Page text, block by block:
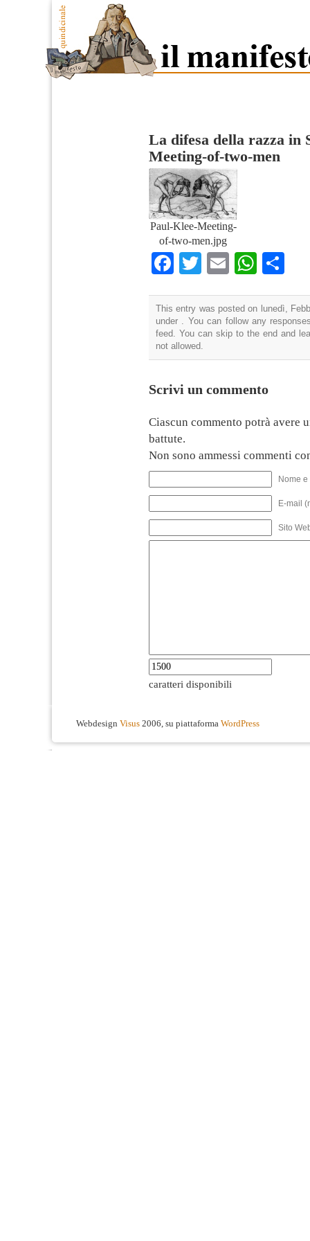
La difesa della razza in
Meeting-of-two-men
Paul-Klee-Meeting-
of-two-men.jpg
Facebook
TwitterEmail
This entry was posted on lunedì,
under . You can follow any
feed. You can skip to the end and
not allowed.
Scrivi un commento
Ciascun commento potrà avere
battute.
Non sono ammessi commenti
Nome
E-mail
Sito
caratteri disponibili
Webdesign Visus 2006, su piattaforma WordPress